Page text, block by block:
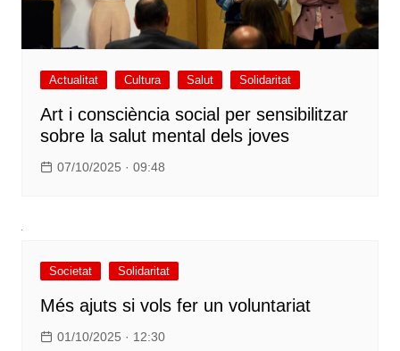
Actualitat Cultura Salut Solidaritat
Art i consciència social per sensibilitzar
sobre la salut mental dels joves
07/10/2025 · 09:48
Societat Solidaritat
Més ajuts si vols fer un voluntariat
01/10/2025 · 12:30